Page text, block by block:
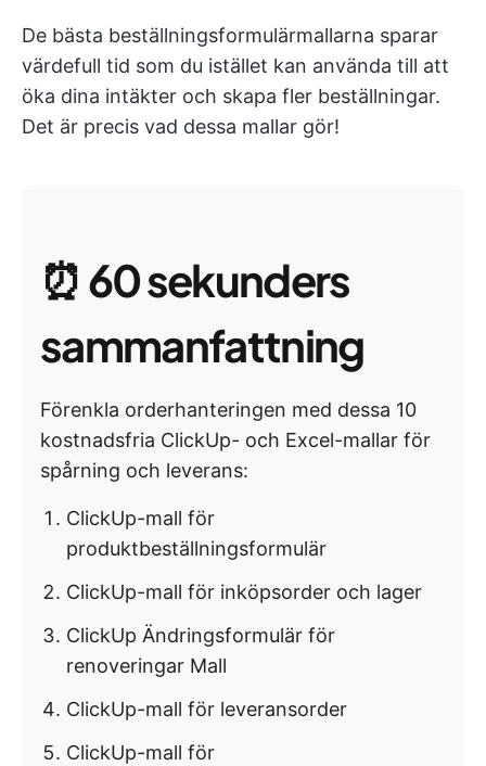
De bästa beställningsformulärmallarna sparar
värdefull tid som du istället kan använda till att
öka dina intäkter och skapa fler beställningar.
Det är precis vad dessa mallar gör!
⏰60 sekunders
sammanfattning
Förenkla orderhanteringen med dessa 10
kostnadsfria ClickUp- och Excel-mallar för
spårning och leverans:
ClickUp-mall för
produktbeställningsformulär
ClickUp-mall för inköpsorder och lager
ClickUp Ändringsformulär för
renoveringar Mall
ClickUp-mall för leveransorder
ClickUp-mall för